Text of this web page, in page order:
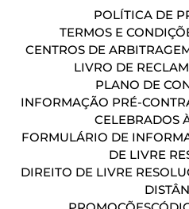
POLÍTICA DE
TERMOS E
CENTROS DE
LIVRO DE
PLANO DE
INFORMAÇÃO PRÉ-
CELEBRADOS
FORMULÁRIO DE
DE LIVRE
DIREITO DE LIVRE